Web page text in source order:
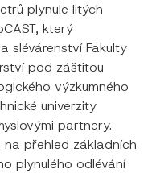
plynule litých
který
slévárenství Fakulty
pod záštitou
výzkumného
univerzity
partnery.
přehled základních
plynulého odlévání